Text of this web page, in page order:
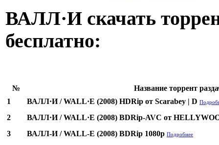
ВАЛЛ·И скачать
бесплатно:
№
Название торрент
1
ВАЛЛ·И / WALL·E (2008) HDRip от Scarabey | D
2
ВАЛЛ·И / WALL·E (2008) BDRip-AVC от
3
ВАЛЛ-И / WALL-E (2008) BDRip 1080p Подробнее